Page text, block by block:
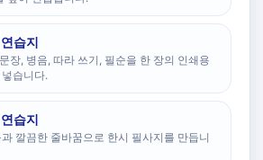
습지
장, 병음, 따라 쓰기, 필순을 한 장의 인쇄용
습니다.
습지
깔끔한 줄바꿈으로 한시 필사지를 만듭니